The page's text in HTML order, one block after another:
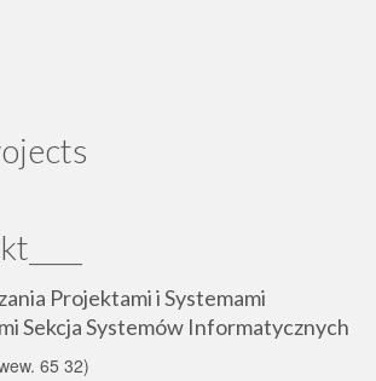
Projektami i Systemami
Sekcja Systemów Informatycznych
65 32)